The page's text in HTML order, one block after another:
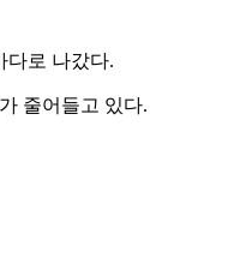
다로 나갔다.
줄어들고 있다.